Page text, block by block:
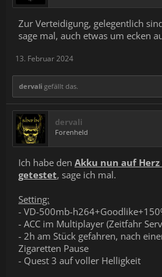
Zur Verteidigung, gelegentlich
sage mal, auch etwas um ecken
13. Februar 2024
dervali gefällt das.
dervali
Forenheld
Ich habe den Akku nun auf
getestet, sage ich mal.
Setting:
- VD-500mb-
- ACC im Multiplayer (Zeitfahr
- 2h am Stück gefahren, nach
Zigaretten Pause
- Quest 3 auf voller Helligkeit